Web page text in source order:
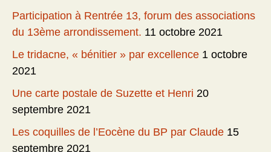
Participation à Rentrée 13, forum des associations
du 13ème arrondissement. 11 octobre 2021
Le tridacne, « bénitier » par excellence 1 octobre
2021
Une carte postale de Suzette et Henri 20
septembre 2021
Les coquilles de l’Eocène du BP par Claude 15
septembre 2021